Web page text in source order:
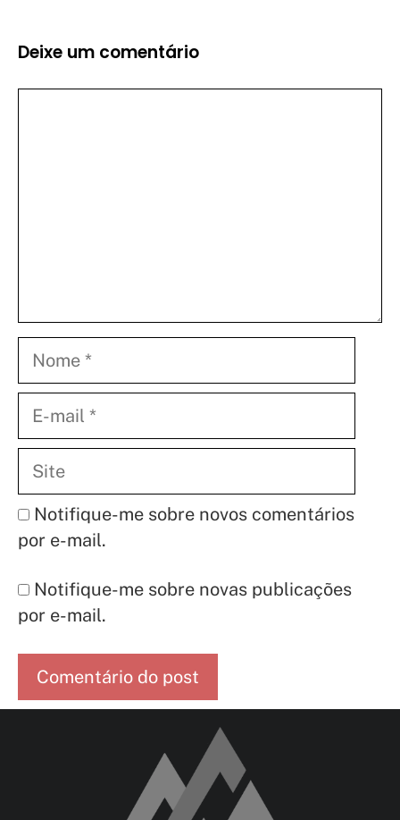
Deixe um comentário
mail
Notifique-me sobre novos comentários
por e-mail.
Notifique-me sobre novas publicações
por e-mail.